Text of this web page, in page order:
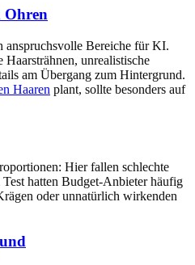
Ohren
anspruchsvolle Bereiche für KI.
unrealistische
am Übergang zum Hintergrund.
Haaren plant, sollte besonders auf
Hier fallen schlechte
hatten Budget-Anbieter häufig
oder unnatürlich wirkenden